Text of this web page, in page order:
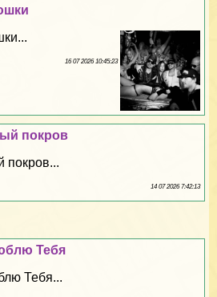
16 07 2026 10:45:23
покров
покров...
14 07 2026 7:42:13
Тебя
Тебя...